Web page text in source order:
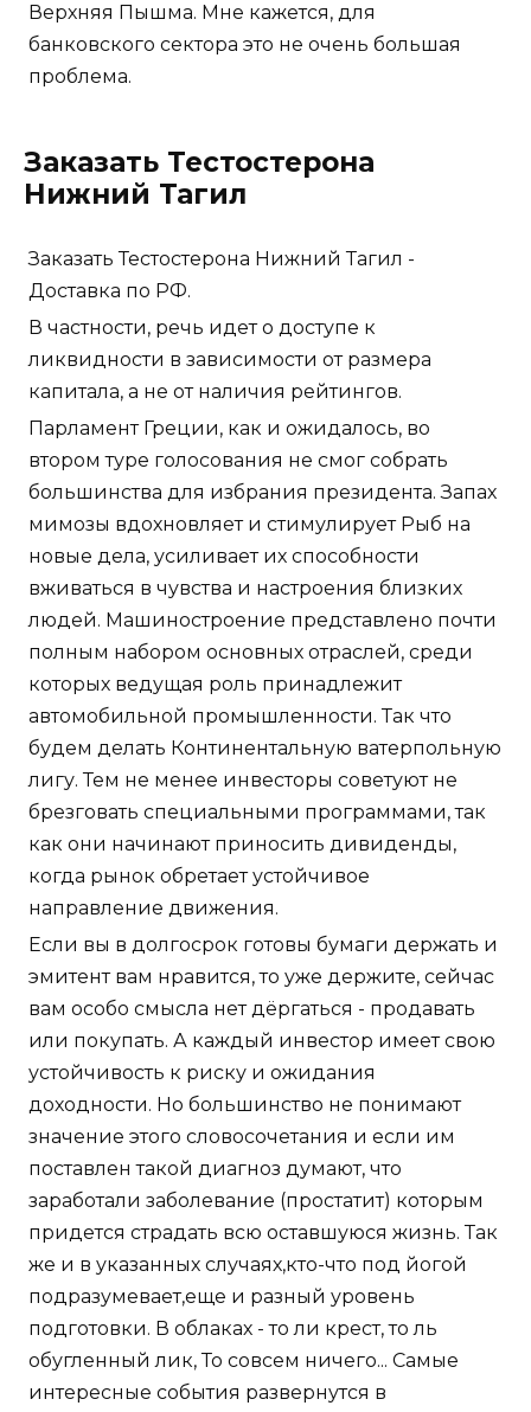
Верхняя Пышма. Мне кажется, для
банковского сектора это не очень большая
проблема.
Заказать Тестостерона
Нижний Тагил
Заказать Тестостерона Нижний Тагил -
Доставка по РФ.
В частности, речь идет о доступе к
ликвидности в зависимости от размера
капитала, а не от наличия рейтингов.
Парламент Греции, как и ожидалось, во
втором туре голосования не смог собрать
большинства для избрания президента. Запах
мимозы вдохновляет и стимулирует Рыб на
новые дела, усиливает их способности
вживаться в чувства и настроения близких
людей. Машиностроение представлено почти
полным набором основных отраслей, среди
которых ведущая роль принадлежит
автомобильной промышленности. Так что
будем делать Континентальную ватерпольную
лигу. Тем не менее инвесторы советуют не
брезговать специальными программами, так
как они начинают приносить дивиденды,
когда рынок обретает устойчивое
направление движения.
Если вы в долгосрок готовы бумаги держать и
эмитент вам нравится, то уже держите, сейчас
вам особо смысла нет дёргаться - продавать
или покупать. А каждый инвестор имеет свою
устойчивость к риску и ожидания
доходности. Но большинство не понимают
значение этого словосочетания и если им
поставлен такой диагноз думают, что
заработали заболевание (простатит) которым
придется страдать всю оставшуюся жизнь. Так
же и в указанных случаях,кто-что под йогой
подразумевает,еще и разный уровень
подготовки. В облаках - то ли крест, то ль
обугленный лик, То совсем ничего... Самые
интересные события развернутся в